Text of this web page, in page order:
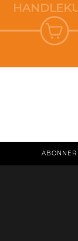
ABONNER